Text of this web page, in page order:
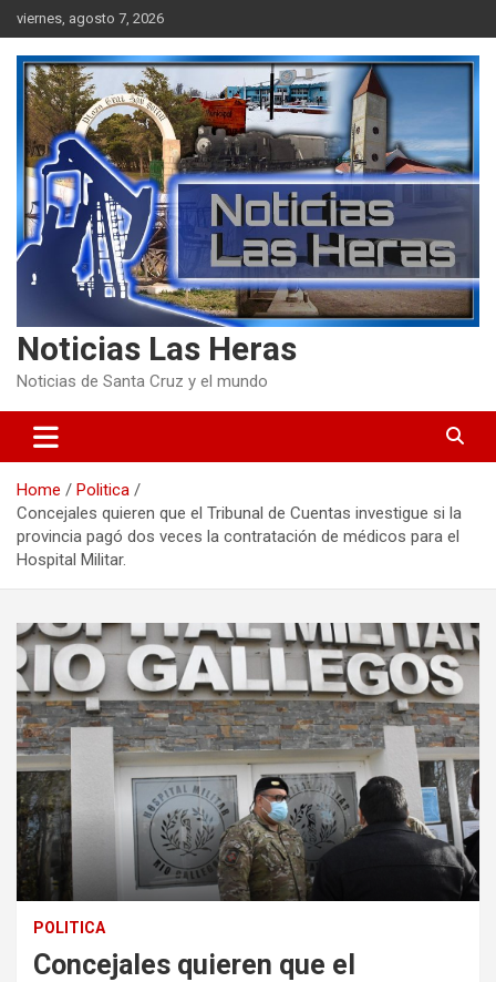
Skip
to
content
viernes, agosto 7, 2026
Noticias Las Heras
Noticias de Santa Cruz y el mundo
Home
Politica
Concejales quieren que el Tribunal de Cuentas investigue si la
provincia pagó dos veces la contratación de médicos para el
Hospital Militar.
POLITICA
Concejales quieren que el